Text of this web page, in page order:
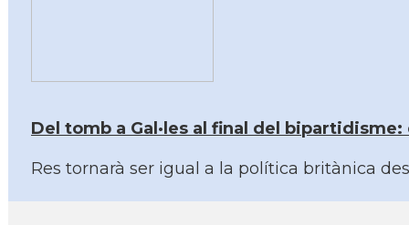
Del tomb a Gal·les al final del
Res tornarà ser igual a la política britànica